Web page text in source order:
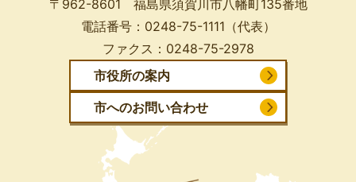
〒962-8601 福島県須賀川市八幡町135番地
電話番号： 0248-75-1111 （代表）
ファクス： 0248-75-2978
市役所の案内
市へのお問い合わせ